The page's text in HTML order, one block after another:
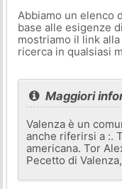
Abbiamo un elenco
base alle esigenze
mostriamo il link
ricerca in qualsiasi
Maggiori
Valenza è un
anche riferirsi a :.
americana. Tor
Pecetto di